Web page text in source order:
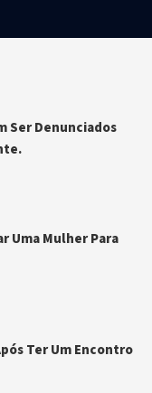
Ser Denunciados
Uma Mulher Para
Ter Um Encontro